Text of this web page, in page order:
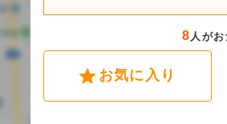
8人が
お気に入り